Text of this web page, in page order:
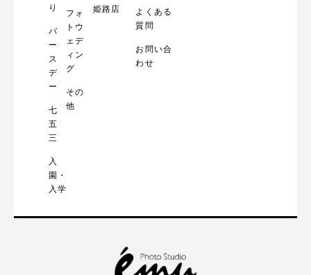
り
バ
ー
ス
デ
ー
七
五
三
入
園・
入学
フォ
トウ
ェデ
ィン
グ
その
他
姫路店
よくある
質問
お問い合
わせ